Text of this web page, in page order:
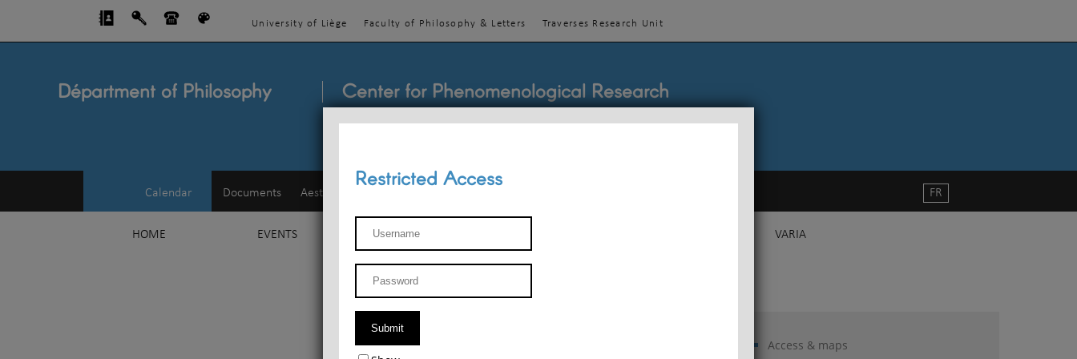
University of Liège Faculty of Philosophy & Letters Traverses Research Unit
Départment of Philosophy Center for Phenomenological Research
Calendar Documents Aesthetics
HOME EVENTS TEACHINGS VARIA
FR
Access & maps
Restricted Access